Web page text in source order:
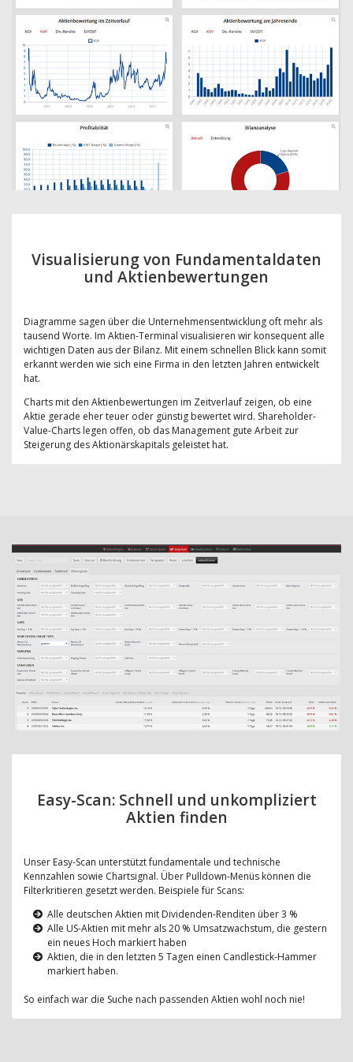
Visualisierung von Fundamentaldaten
und Aktienbewertungen
Diagramme sagen über die Unternehmensentwicklung oft mehr als
tausend Worte. Im Aktien-Terminal visualisieren wir konsequent alle
wichtigen Daten aus der Bilanz. Mit einem schnellen Blick kann somit
erkannt werden wie sich eine Firma in den letzten Jahren entwickelt
hat.
Charts mit den Aktienbewertungen im Zeitverlauf zeigen, ob eine
Aktie gerade eher teuer oder günstig bewertet wird. Shareholder-
Value-Charts legen offen, ob das Management gute Arbeit zur
Steigerung des Aktionärskapitals geleistet hat.
Easy-Scan: Schnell und unkompliziert
Aktien finden
Unser Easy-Scan unterstützt fundamentale und technische
Kennzahlen sowie Chartsignal. Über Pulldown-Menüs können die
Filterkritieren gesetzt werden. Beispiele für Scans:
Alle deutschen Aktien mit Dividenden-Renditen über 3 %
Alle US-Aktien mit mehr als 20 % Umsatzwachstum, die gestern
ein neues Hoch markiert haben
Aktien, die in den letzten 5 Tagen einen Candlestick-Hammer
markiert haben.
So einfach war die Suche nach passenden Aktien wohl noch nie!